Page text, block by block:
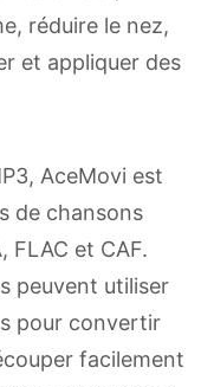
réduire le nez,
et appliquer des
AceMovi est
de chansons
FLAC et CAF.
peuvent utiliser
pour convertir
facilement